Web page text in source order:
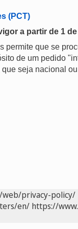
(PCT)
a partir de 1
permite que se
de um pedido
seja nacional
privacy-policy/
en/ https://